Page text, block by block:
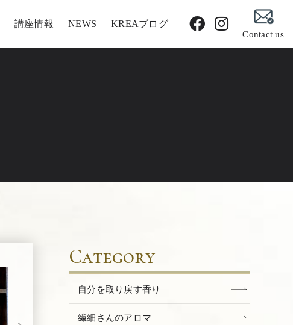
講座情報 NEWS KREAブログ
Contact us
Category
自分を取り戻す香り
繊細さんのアロマ